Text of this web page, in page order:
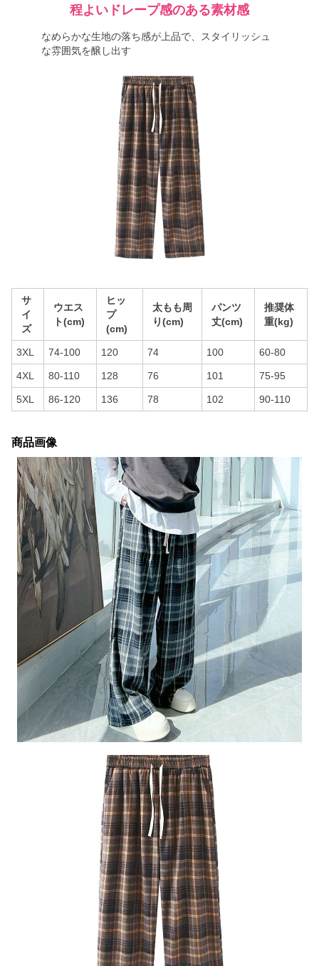
程よいドレープ感のある素材感
なめらかな生地の落ち感が上品で、スタイリッシュ
な雰囲気を醸し出す
サ
イ
ズ
ウエス
ト(cm)
ヒッ
プ
(cm)
太もも周
り(cm)
パンツ
丈(cm)
推奨体
重(kg)
3XL 74-100 120 74 100 60-80
4XL 80-110 128 76 101 75-95
5XL 86-120 136 78 102 90-110
商品画像